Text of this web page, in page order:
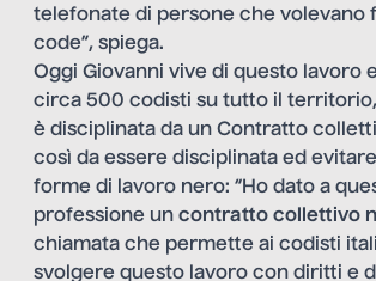
telefonate di persone che volevano
code”, spiega.
Oggi Giovanni vive di questo lavoro
circa 500 codisti su tutto il
è disciplinata da un Contratto
così da essere disciplinata ed
forme di lavoro nero: “Ho dato a
professione un contratto collettivo
chiamata che permette ai codisti
svolgere questo lavoro con diritti e